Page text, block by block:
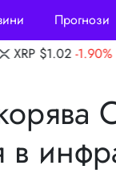
Прогнози
Dogecoin